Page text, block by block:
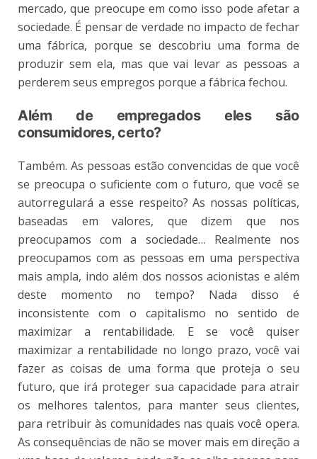
mercado, que preocupe em como isso pode afetar a
sociedade. É pensar de verdade no impacto de fechar
uma fábrica, porque se descobriu uma forma de
produzir sem ela, mas que vai levar as pessoas a
perderem seus empregos porque a fábrica fechou.
Além
de empregados eles são
consumidores,certo?
Também. As pessoas estão convencidas de que você
se preocupa o suficiente com o futuro, que você se
autorregulará a esse respeito? As nossas políticas,
baseadas em valores, que dizem que nos
preocupamos com a sociedade… Realmente nos
preocupamos com as pessoas em uma perspectiva
mais ampla, indo além dos nossos acionistas e além
deste momento no tempo? Nada disso é
inconsistente com o capitalismo no sentido de
maximizar a rentabilidade. E se você quiser
maximizar a rentabilidade no longo prazo, você vai
fazer as coisas de uma forma que proteja o seu
futuro, que irá proteger sua capacidade para atrair
os melhores talentos, para manter seus clientes,
para retribuir às comunidades nas quais você opera.
As consequências de não se mover mais em direção a